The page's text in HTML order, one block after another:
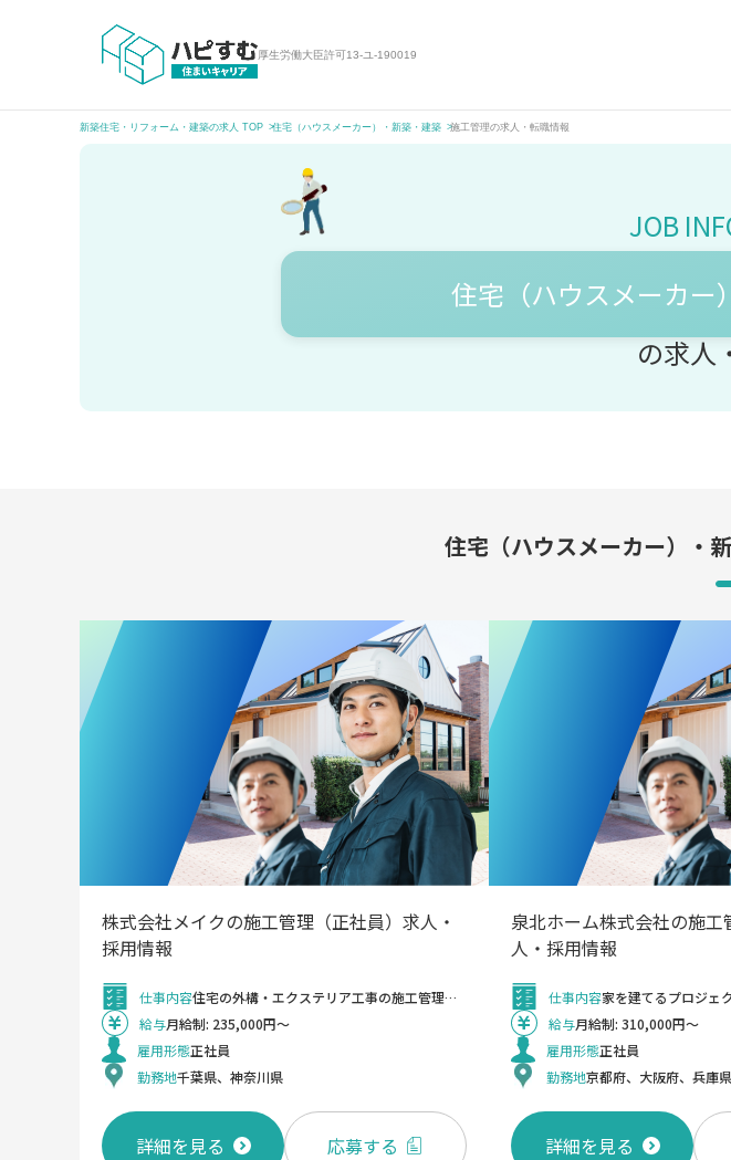
厚生労働大臣許可13-ユ-190019
新築住宅・リフォーム・建築の求人 TOP 住宅（ハウスメーカー）・新築・建築 施工管理の求人・転職情報
住宅（ハウスメーカ
の求人
住宅（ハウスメーカー）・
株式会社メイクの施工管理（正社員）求人・
採用情報
仕事内容
住宅の外構・エクステリア工事の施工管理です。カーポート、テラス、ブロック積み等の見積指示や、専属・提携職人さんとの連携調整など、現場管理を主業務とします。多彩な商材で住環境を豊かにする仕事です。 《業務詳細》 戸建て住宅や集合住宅の外構工事に関する現場代理人として、以下の業務をお任せします。 • 見積指示（カーポート、テラス、ブロック積み、土間コンクリート等） • 専属または提携の職人さんとのスケジュール調整・折衝 • 現場での工程・品質・安全管理。扱う商材は門扉、フェンス、石材 など多岐にわたる業務をお任せします。 ＜変更の範囲＞ 会社の定める業務
給与月給制: 235,000円～
雇用形態正社員
勤務地千葉県、神奈川県
詳細を見る 応募する
泉北ホーム株式会社の施工
人・採用情報
仕事内容
給与月給制: 310,000円～
雇用形態正社員
勤務地京都府、大阪府、兵庫県
詳細を見る